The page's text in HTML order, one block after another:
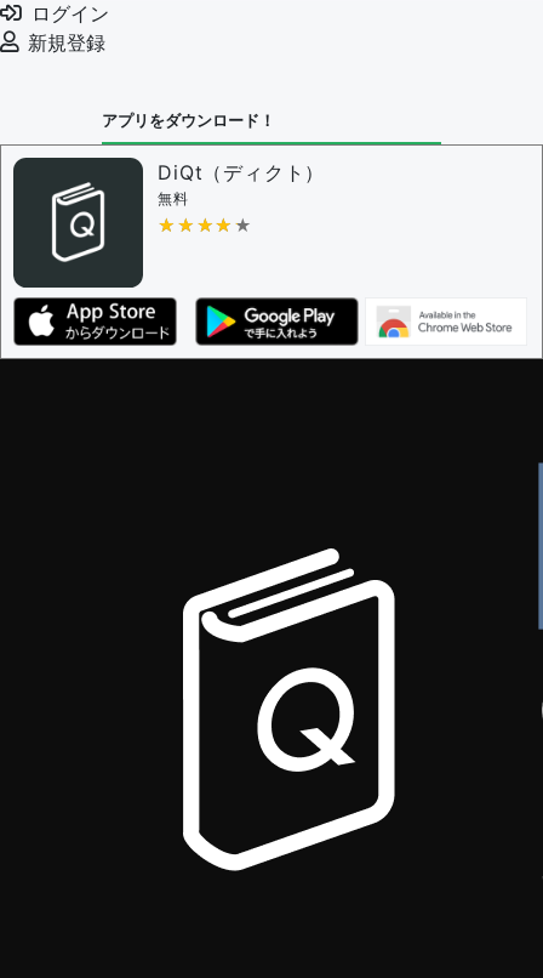
ログイン
新規登録
アプリをダウンロード！
DiQt（ディクト）
無料
★★★★★
★★★★★